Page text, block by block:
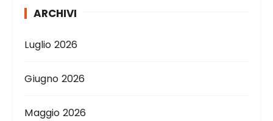
ARCHIVI
Luglio 2026
Giugno 2026
Maggio 2026